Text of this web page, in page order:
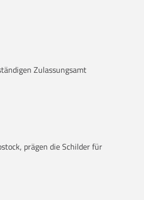
Zulassungsamt
prägen die Schilder für